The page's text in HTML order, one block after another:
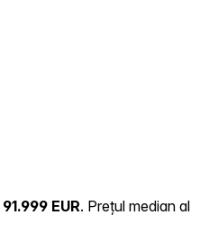
91.999 EUR. Prețul median al